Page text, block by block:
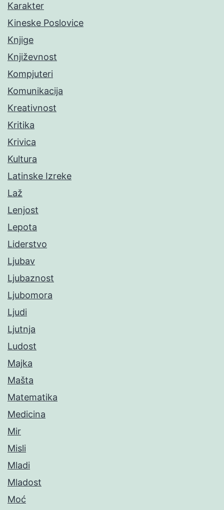
Karakter
Kineske Poslovice
Knjige
Književnost
Kompjuteri
Komunikacija
Kreativnost
Kritika
Krivica
Kultura
Latinske Izreke
Laž
Lenjost
Lepota
Liderstvo
Ljubav
Ljubaznost
Ljubomora
Ljudi
Ljutnja
Ludost
Majka
Mašta
Matematika
Medicina
Mir
Misli
Mladi
Mladost
Moć